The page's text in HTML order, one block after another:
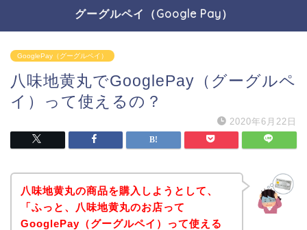
グーグルペイ（Google Pay）
GooglePay（グーグルペイ）
八味地黄丸でGooglePay（グーグルペ
イ）って使えるの？
2020年6月22日
八味地黄丸の商品を購入しようとして、
「ふっと、八味地黄丸のお店って
GooglePay（グーグルペイ）って使える